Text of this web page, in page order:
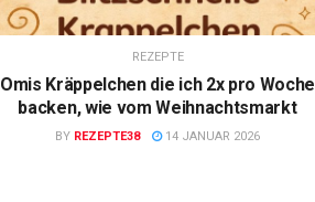
REZEPTE
Omis Kräppelchen die ich 2x pro Woche
backen, wie vom Weihnachtsmarkt
BY REZEPTE38 14 JANUAR 2026